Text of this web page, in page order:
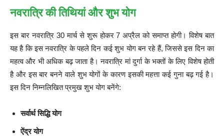
नवरात्रि की तिथियां और शुभ योग
इस बार नवरात्रि 30 मार्च से शुरू होकर 7 अप्रैल को समाप्त होगी। विशेष बात
यह है कि इस नवरात्रि के पहले दिन कई शुभ योग बन रहे हैं, जिससे इस दिन का
महत्व और भी अधिक बढ़ जाता है। नवरात्रि मां दुर्गा के भक्तों के लिए विशेष होती
है और इस बार बनने वाले शुभ योगों के कारण इसकी महत्ता कई गुना बढ़ गई है।
इस दिन निम्नलिखित प्रमुख शुभ योग बनेंगे:
सर्वार्थ सिद्धि योग
ऐंद्र योग